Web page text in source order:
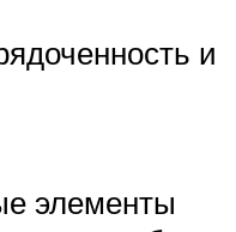
и
элементы